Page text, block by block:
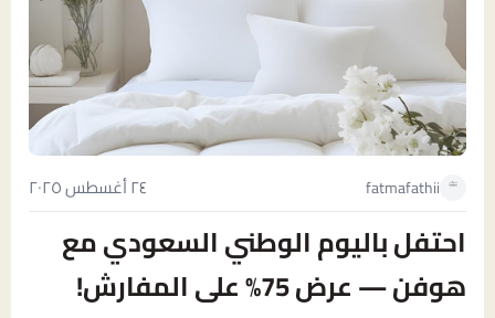
fatmafathii ٢٤ أغسطس ٢٠٢٥
احتفل باليوم الوطني السعودي مع
هوفن — عرض 75% على المفارش!